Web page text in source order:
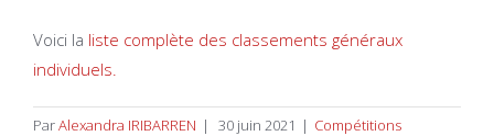
Voici la liste complète des classements généraux
individuels.
ParAlexandra IRIBARREN | 30 juin 2021 | Compétitions